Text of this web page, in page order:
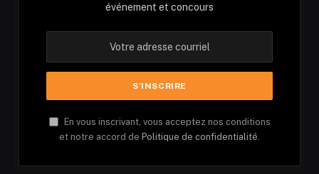
événement et concours
En vous inscrivant, vous acceptez nos conditions
et notre accord de Politique de confidentialité.